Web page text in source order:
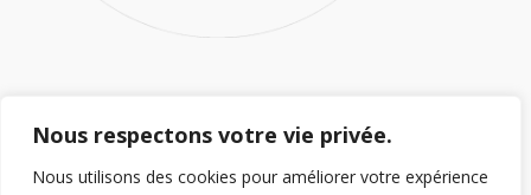
Nous respectons votre vie privée.
Nous utilisons des cookies pour améliorer votre expérience
HORAIRES D’OUVERTURE
Ouvert 5/7J